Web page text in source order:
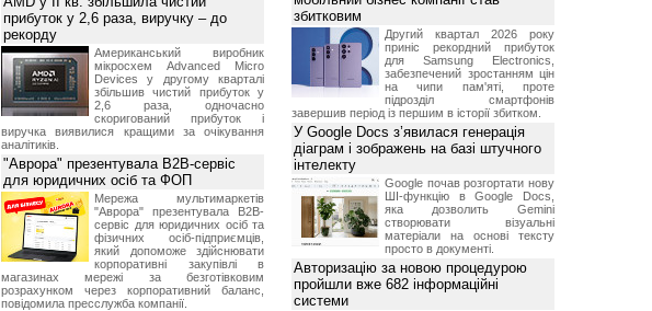
прибуток у 2,6 раза, виручку – до
рекорду
Американський виробник
мікросхем Advanced Micro
Devices у другому кварталі
збільшив чистий прибуток у
2,6 раза, одночасно
скоригований прибуток і
виручка виявилися кращими за очікування
аналітиків.
"Аврора" презентувала B2B-сервіс
для юридичних осіб та ФОП
Мережа мультимаркетів
"Аврора" презентувала B2B-
сервіс для юридичних осіб та
фізичних осіб-підприємців,
який допоможе здійснювати
корпоративні закупівлі в
магазинах мережі за безготівковим
розрахунком через корпоративний баланс,
повідомила пресслужба компанії.
збитковим
Другий квартал 2026 року
приніс рекордний прибуток
для Samsung Electronics,
забезпечений зростанням цін
на чипи пам'яті, проте
підрозділ смартфонів
завершив період із першим в історії збитком.
У Google Docs з’явилася генерація
діаграм і зображень на базі штучного
інтелекту
Google почав розгортати нову
ШІ-функцію в Google Docs,
яка дозволить Gemini
створювати візуальні
матеріали на основі тексту
просто в документі.
Авторизацію за новою процедурою
пройшли вже 682 інформаційні
системи